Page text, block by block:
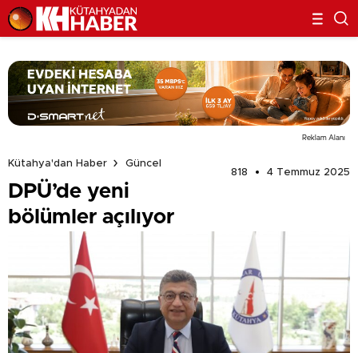
Reklam Alanı
Kütahya'dan Haber
Güncel
818
4 Temmuz 2025
DPÜ’de yeni
bölümler açılıyor